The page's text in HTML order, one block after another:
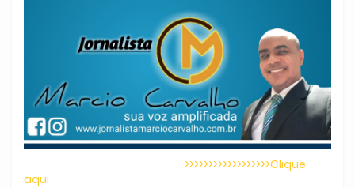
>>>>>>>>>>>>>>>>>>Clique
aqui